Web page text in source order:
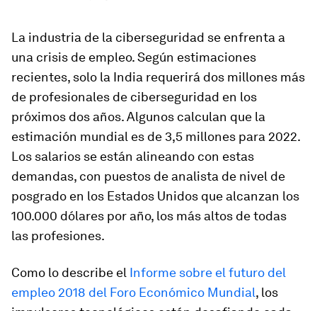
La industria de la ciberseguridad se enfrenta a
una crisis de empleo. Según estimaciones
recientes, solo la India requerirá dos millones más
de profesionales de ciberseguridad en los
próximos dos años. Algunos calculan que la
estimación mundial es de 3,5 millones para 2022.
Los salarios se están alineando con estas
demandas, con puestos de analista de nivel de
posgrado en los Estados Unidos que alcanzan los
100.000 dólares por año, los más altos de todas
las profesiones.
Como lo describe el Informe sobre el futuro del
empleo 2018 del Foro Económico Mundial, los